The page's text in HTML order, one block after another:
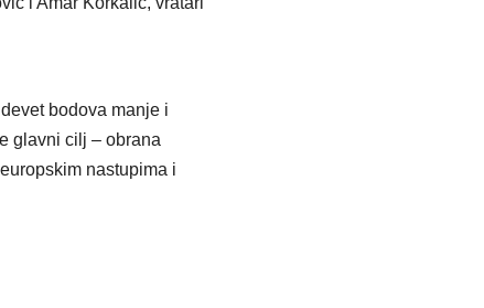
bodova manje i
glavni cilj – obrana
nastupima i